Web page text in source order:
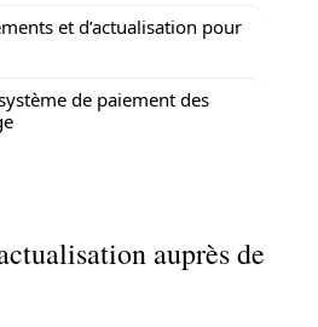
et d’actualisation pour
de paiement des
auprès de